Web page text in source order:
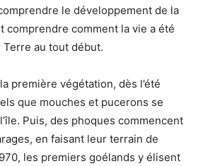
le développement de la
comprendre comment la vie a été
au tout début.
première végétation, dès l’été
que mouches et pucerons se
Puis, des phoques commencent
en faisant leur terrain de
les premiers goélands y élisent